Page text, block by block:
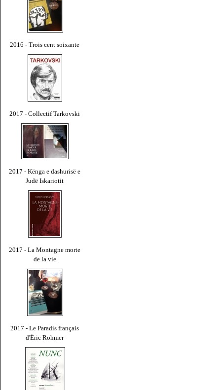
2016 - Trois cent soixante
2017 - Collectif Tarkovski
2017 - Kënga e dashurisë e
Judë Iskariotit
2017 - La Montagne morte
de la vie
2017 - Le Paradis français
d'Éric Rohmer